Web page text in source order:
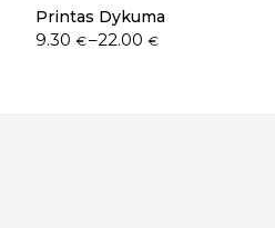
Printas Dykuma
9.30 €–22.00 €